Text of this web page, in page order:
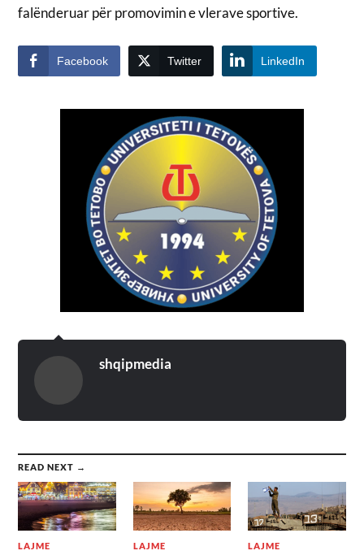
falënderuar për promovimin e vlerave sportive.
Facebook Twitter LinkedIn
shqipmedia
READ NEXT →
LAJME LAJME LAJME